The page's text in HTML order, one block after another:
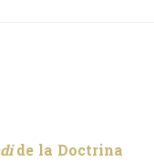
de la Doctrina